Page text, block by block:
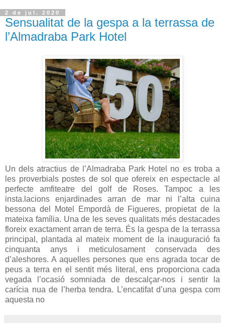
2 de jul. 2020
Sensualitat de la gespa a la terrassa de
l’Almadraba Park Hotel
Un dels atractius de l’Almadraba Park Hotel no es troba a
les proverbials postes de sol que ofereix en espectacle al
perfecte amfiteatre del golf de Roses. Tampoc a les
insta.lacions enjardinades arran de mar ni l’alta cuina
bessona del Motel Empordà de Figueres, propietat de la
mateixa família. Una de les seves qualitats més destacades
floreix exactament arran de terra. És la gespa de la terrassa
principal, plantada al mateix moment de la inauguració fa
cinquanta anys i meticulosament conservada des
d’aleshores. A aquelles persones que ens agrada tocar de
peus a terra en el sentit més literal, ens proporciona cada
vegada l’ocasió somniada de descalçar-nos i sentir la
carícia nua de l’herba tendra. L’encatifat d’una gespa com
aquesta no